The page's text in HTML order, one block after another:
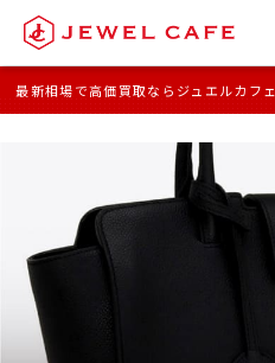
最新相場で高価買取ならジュエルカフェ